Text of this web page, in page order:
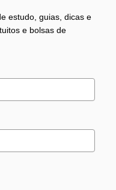
estudo, guias, dicas e
e bolsas de